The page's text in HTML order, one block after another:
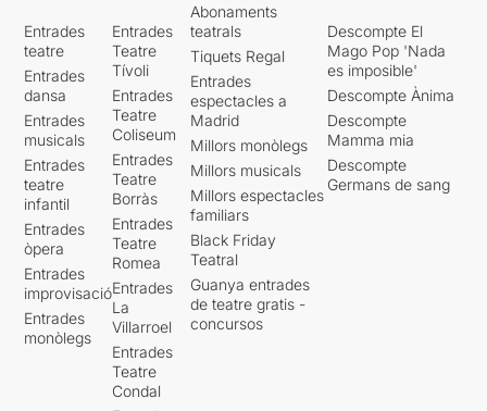
Entrades
teatre
Entrades
dansa
Entrades
musicals
Entrades
teatre
infantil
Entrades
òpera
Entrades
improvisació
Entrades
monòlegs
Entrades
Teatre
Tívoli
Entrades
Teatre
Coliseum
Entrades
Teatre
Borràs
Entrades
Teatre
Romea
Entrades
La
Villarroel
Entrades
Teatre
Condal
Abonaments
teatrals
Tiquets Regal
Entrades
espectacles a
Madrid
Millors monòlegs
Millors musicals
Millors espectacles
familiars
Black Friday
Teatral
Guanya entrades
de teatre gratis -
concursos
Descompte El
Mago Pop 'Nada
es imposible'
Descompte Ànima
Descompte
Mamma mia
Descompte
Germans de sang